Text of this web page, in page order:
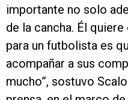
importante no solo
de la cancha. Él
para un futbolista es
acompañar a sus
mucho”, sostuvo